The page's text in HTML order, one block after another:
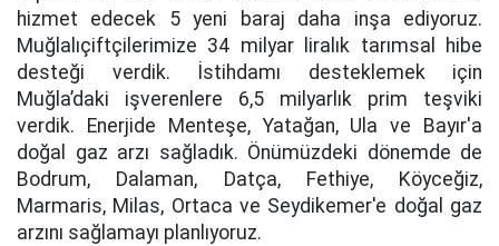
hizmet edecek 5 yeni baraj daha inşa ediyoruz.
Muğlalıçiftçilerimize 34 milyar liralık tarımsal hibe
desteği verdik. İstihdamı desteklemek için
Muğla’daki işverenlere 6,5 milyarlık prim teşviki
verdik. Enerjide Menteşe, Yatağan, Ula ve Bayır'a
doğal gaz arzı sağladık. Önümüzdeki dönemde de
Bodrum, Dalaman, Datça, Fethiye, Köyceğiz,
Marmaris, Milas, Ortaca ve Seydikemer'e doğal gaz
arzını sağlamayı planlıyoruz.